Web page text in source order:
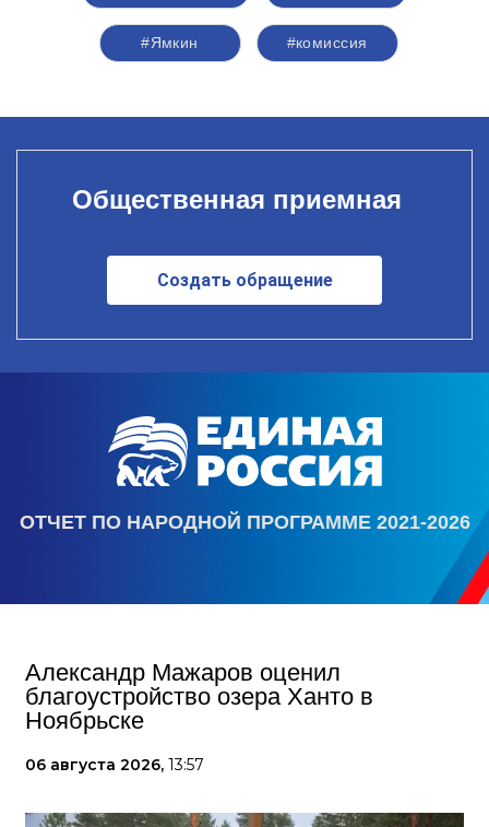
#Ямкин #комиссия
Общественная приемная
Создать обращение
ОТЧЕТ ПО НАРОДНОЙ ПРОГРАММЕ 2021-2026
Александр Мажаров оценил
благоустройство озера Ханто в
Ноябрьске
06 августа 2026, 13:57